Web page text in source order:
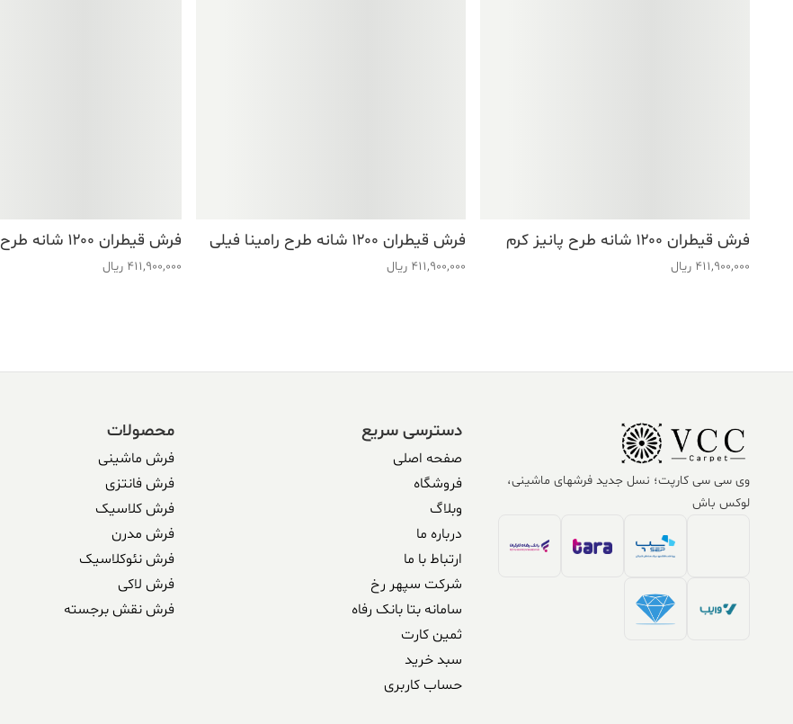
فرش قیطران ۱۲۰۰ شانه طرح پانیز کرم
411,900,000 ریال
فرش قیطران ۱۲۰۰ شانه طرح رامینا فیلی
411,900,000 ریال
فرش قیطران ۱۲۰۰ شانه طرح مانی ذغالی
411,900,000 ریال
وی سی سی کارپت؛ نسل جدید فرشهای ماشینی،
لوکس باش
دسترسی سریع
صفحه اصلی
فروشگاه
وبلاگ
درباره ما
ارتباط با ما
شرکت سپهر رخ
سامانه بتا بانک رفاه
ثمین کارت
سبد خرید
حساب کاربری
محصولات
فرش ماشینی
فرش فانتزی
فرش کلاسیک
فرش مدرن
فرش نئوکلاسیک
فرش لاکی
فرش نقش برجسته